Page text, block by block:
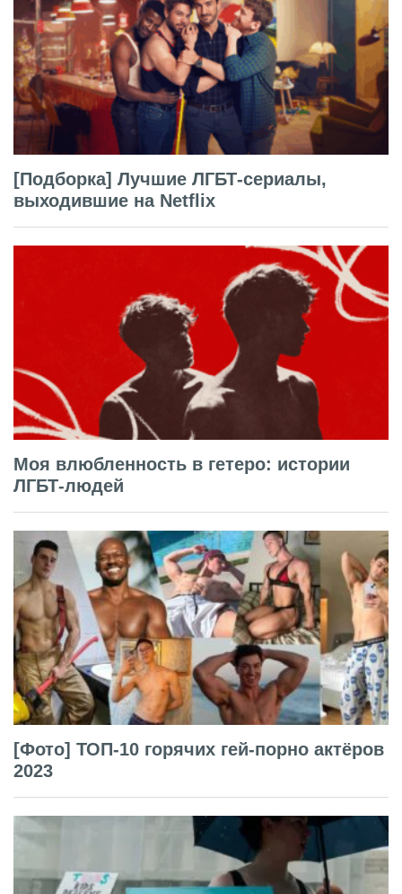
[Подборка] Лучшие ЛГБТ-сериалы,
выходившие на Netflix
Моя влюбленность в гетеро: истории
ЛГБТ-людей
[Фото] ТОП-10 горячих гей-порно актёров
2023